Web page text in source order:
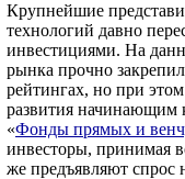
Крупнейшие
технологий давно
инвестициями. На
рынка прочно
рейтингах, но при
развития начинающим
«Фонды прямых и
инвесторы, принимая
же предъявляют спрос